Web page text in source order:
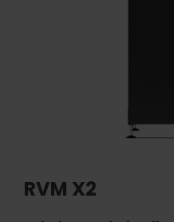
RVM X2